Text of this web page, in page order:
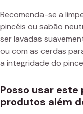
Recomenda-se a
pincéis ou sabão
ser lavadas
ou com as cerdas
a integridade do
Posso usar
produtos além